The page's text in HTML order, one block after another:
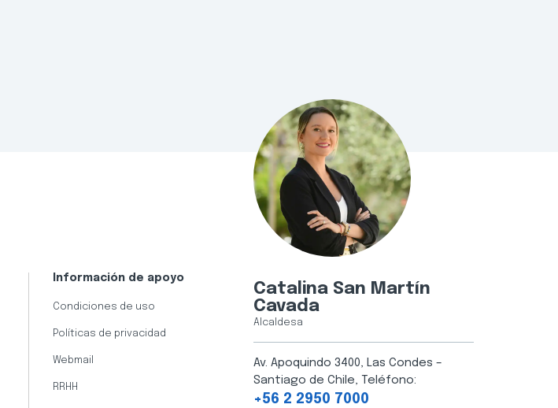
Información de apoyo
Condiciones de uso
Políticas de privacidad
Webmail
RRHH
Catalina San Martín
Cavada
Alcaldesa
Av. Apoquindo 3400, Las Condes –
Santiago de Chile, Teléfono:
+56 2 2950 7000